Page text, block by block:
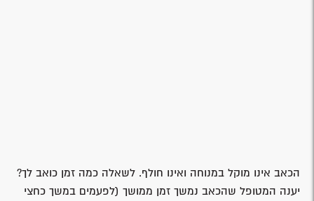
הכאב אינו מוקל במנוחה ואינו חולף. לשאלה כמה זמן כואב לך?
יענה המטופל שהכאב נמשך זמן ממושך (לפעמים במשך כחצי